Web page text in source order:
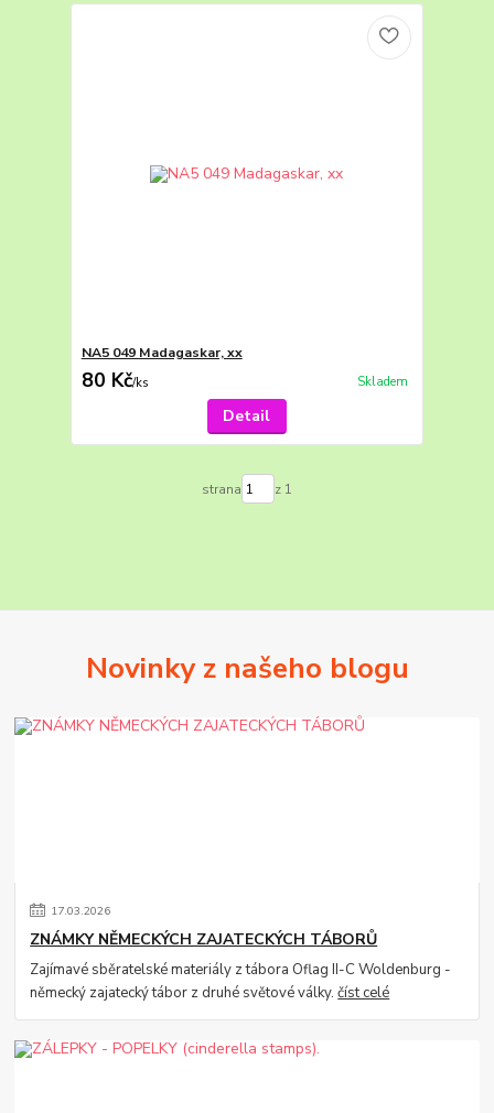
NA5 049 Madagaskar, xx
80 Kč/ks Skladem
Detail
strana z 1
Novinky z našeho blogu
17.03.2026
ZNÁMKY NĚMECKÝCH ZAJATECKÝCH TÁBORŮ
Zajímavé sběratelské materiály z tábora Oflag II-C Woldenburg -
německý zajatecký tábor z druhé světové války.číst celé